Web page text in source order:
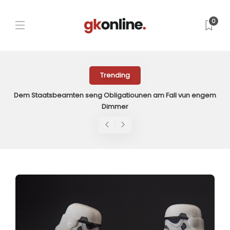
0
Trending
Spillt déi jonk Generatioun an der politescher Sandkaul grad
mam Feier?